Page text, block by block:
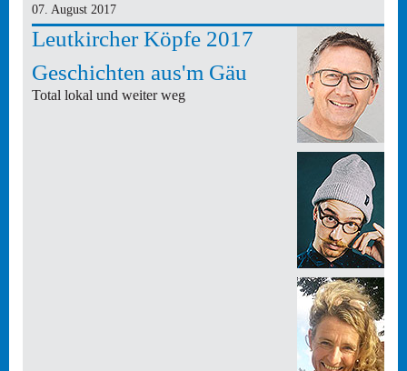
07. August 2017
Leutkircher Köpfe 2017
Geschichten aus'm Gäu
Total lokal und weiter weg